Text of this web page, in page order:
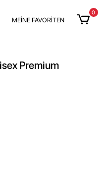
MEİNE FAVORİTEN
0
Premium